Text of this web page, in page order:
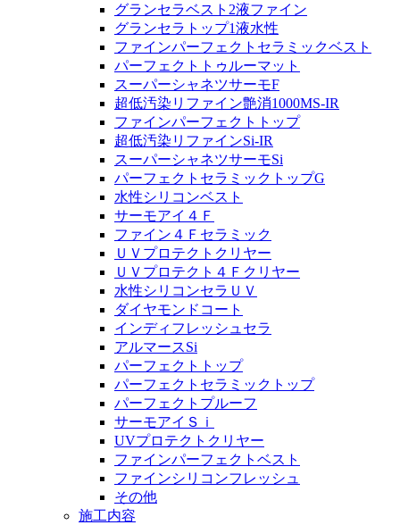
グランセラベスト2液ファイン
グランセラトップ1液水性
ファインパーフェクトセラミックベスト
パーフェクトトゥルーマット
スーパーシャネツサーモF
超低汚染リファイン艶消1000MS-IR
ファインパーフェクトトップ
超低汚染リファインSi-IR
スーパーシャネツサーモSi
パーフェクトセラミックトップG
水性シリコンベスト
サーモアイ４Ｆ
ファイン４Ｆセラミック
ＵＶプロテクトクリヤー
ＵＶプロテクト４Ｆクリヤー
水性シリコンセラＵＶ
ダイヤモンドコート
インディフレッシュセラ
アルマースSi
パーフェクトトップ
パーフェクトセラミックトップ
パーフェクトプルーフ
サーモアイＳｉ
UVプロテクトクリヤー
ファインパーフェクトベスト
ファインシリコンフレッシュ
その他
施工内容